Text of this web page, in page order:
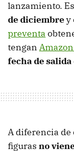
lanzamiento.
de diciembrey
preventa
tengan
fecha de salida
A diferencia de
figuras no